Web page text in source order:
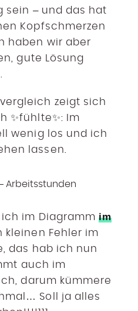
sein – und das hat
Kopfschmerzen
haben wir aber
gute Lösung
zeigt sich
✨fühlte✨: Im
wenig los und ich
lassen.
ich im Diagramm im
kleinen Fehler im
das hab ich nun
auch im
darum kümmere
Soll ja alles